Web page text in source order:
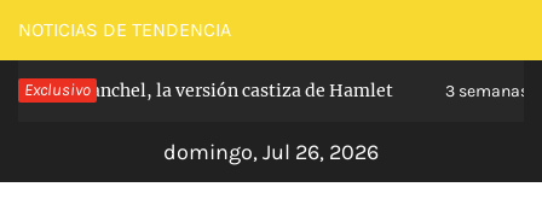
Saltar
al
contenido
NOTICIAS DE TENDENCIA
Exclusivo
Carabanchel, la versión castiza de Hamlet 3 semanas
domingo, Jul 26, 2026